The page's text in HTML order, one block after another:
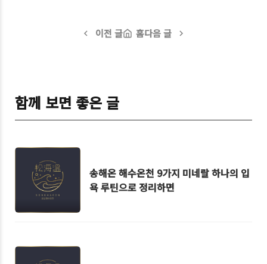
이전 글 홈다음 글
함께 보면 좋은 글
송해온 해수온천 9가지 미네랄 하나의 입
욕 루틴으로 정리하면